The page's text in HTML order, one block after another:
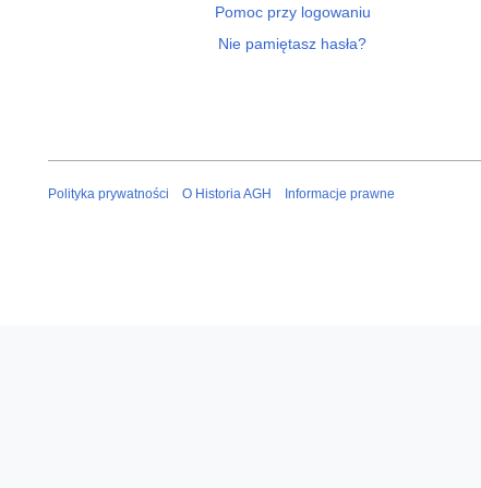
Pomoc przy logowaniu
Nie pamiętasz hasła?
Polityka prywatności O Historia AGH Informacje prawne